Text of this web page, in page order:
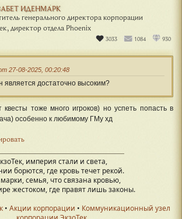
ИДЕНМАРК
генерального директора корпорации
директор отдела Phoenix
3033 1084 930
27-08-2025, 00:20:48
является достаточно высоким?
квесты тоже много игроков) но успеть попасть в
особенно к любимому ГМу хд
империя стали и света,
борются, где кровь течет рекой.
семья, что связана кровью,
жестоком, где правят лишь законы.
• Акции корпорации • Коммуникационный узел